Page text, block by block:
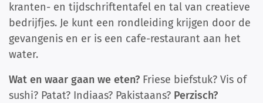
kranten- en tijdschriftentafel en tal van creatieve
bedrijfjes. Je kunt een rondleiding krijgen door de
gevangenis en er is een cafe-restaurant aan het
water.
Wat en waar gaan we eten? Friese biefstuk? Vis of
sushi? Patat? Indiaas? Pakistaans? Perzisch?